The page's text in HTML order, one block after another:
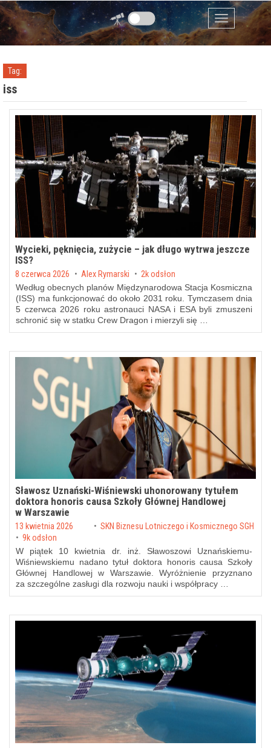
Przejdź do zawartości
Menu
Tag:
iss
Wycieki, pęknięcia, zużycie – jak długo wytrwa jeszcze
ISS?
Posted on
8 czerwca 2026 by Alex Rymarski 2k odsłon
Według obecnych planów Międzynarodowa Stacja Kosmiczna
(ISS) ma funkcjonować do około 2031 roku. Tymczasem dnia
5 czerwca 2026 roku astronauci NASA i ESA byli zmuszeni
schronić się w statku Crew Dragon i mierzyli się …
Sławosz Uznański-Wiśniewski uhonorowany tytułem
doktora honoris causa Szkoły Głównej Handlowej
w Warszawie
Posted on
13 kwietnia 2026 bySKN Biznesu Lotniczego i Kosmicznego SGH
9k odsłon
W piątek 10 kwietnia dr. inż. Sławoszowi Uznańskiemu-
Wiśniewskiemu nadano tytuł doktora honoris causa Szkoły
Głównej Handlowej w Warszawie. Wyróżnienie przyznano
za szczególne zasługi dla rozwoju nauki i współpracy …